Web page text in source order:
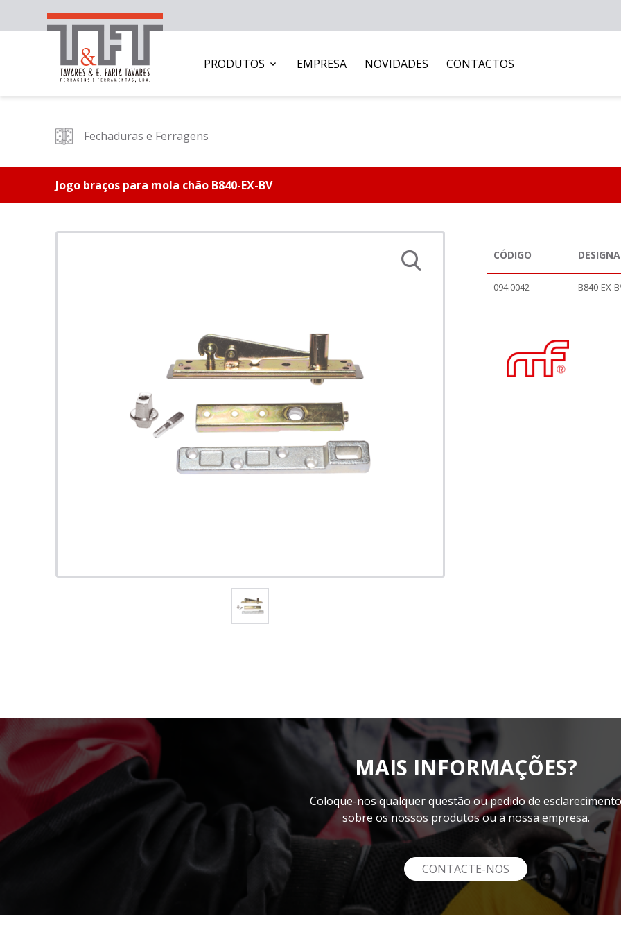
PRODUTOS EMPRESA NOVIDADES CONTACTOS
Fechaduras e Ferragens
Jogo braços para mola chão B840-EX-BV
CÓDIGO
094.0042 B840-EX-
MAIS INFORMAÇÕES?
Coloque-nos qualquer questão ou pedido de esclarecimento
sobre os nossos produtos ou a nossa empresa.
CONTACTE-NOS